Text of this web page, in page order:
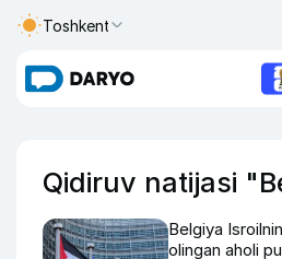
Toshkent
Qidiruv natijasi
Belgiya
olingan aholi